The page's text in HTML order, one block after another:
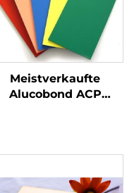
Meistverkaufte
Alucobond ACP